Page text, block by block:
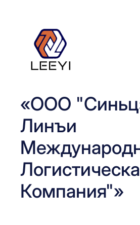
содержимому
«ООО
Линъи
Компания"»